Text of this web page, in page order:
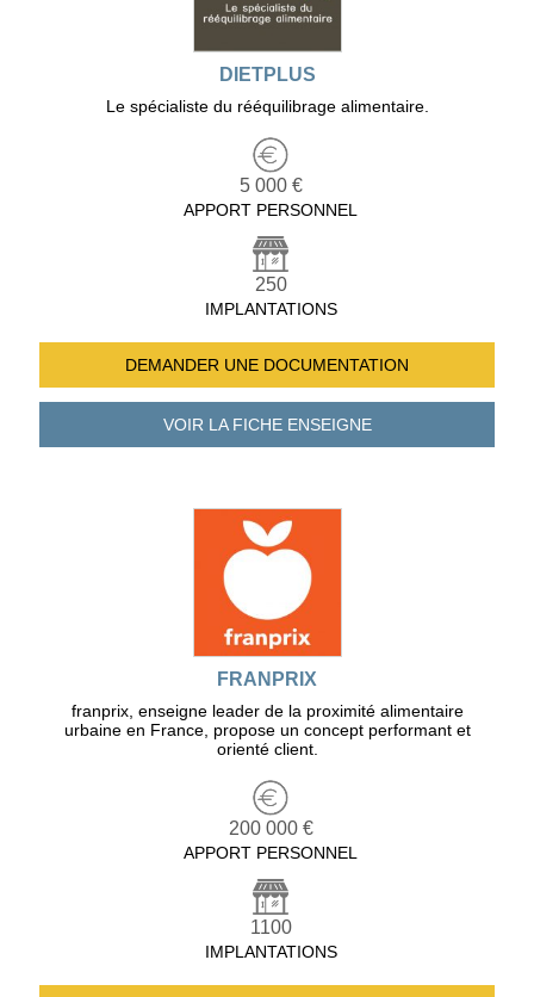
DIETPLUS
Le spécialiste du rééquilibrage alimentaire.
5 000 €
APPORT PERSONNEL
250
IMPLANTATIONS
DEMANDER UNE DOCUMENTATION
VOIR LA FICHEENSEIGNE
FRANPRIX
franprix, enseigne leader de la proximité alimentaire
urbaine en France, propose un concept performant et
orienté client.
200 000 €
APPORT PERSONNEL
1100
IMPLANTATIONS